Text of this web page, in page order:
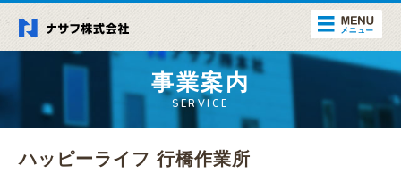
事業案内
SERVICE
ハッピーライフ 行橋作業所